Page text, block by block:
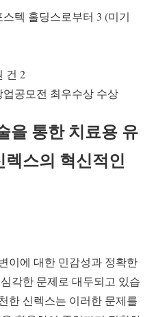
텍 홀딩스로부터 3 (미기
건 2
업공모전 최우수상 수상
을 통한 치료용 유
스의 혁신적인
이에 대한 민감성과 정확한
각한 문제로 대두되고 있습
한 신렉스는 이러한 문제를